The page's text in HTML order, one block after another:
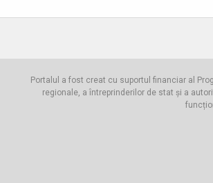
Portalul a fost creat cu suportul financiar al
regionale, a întreprinderilor de stat și a